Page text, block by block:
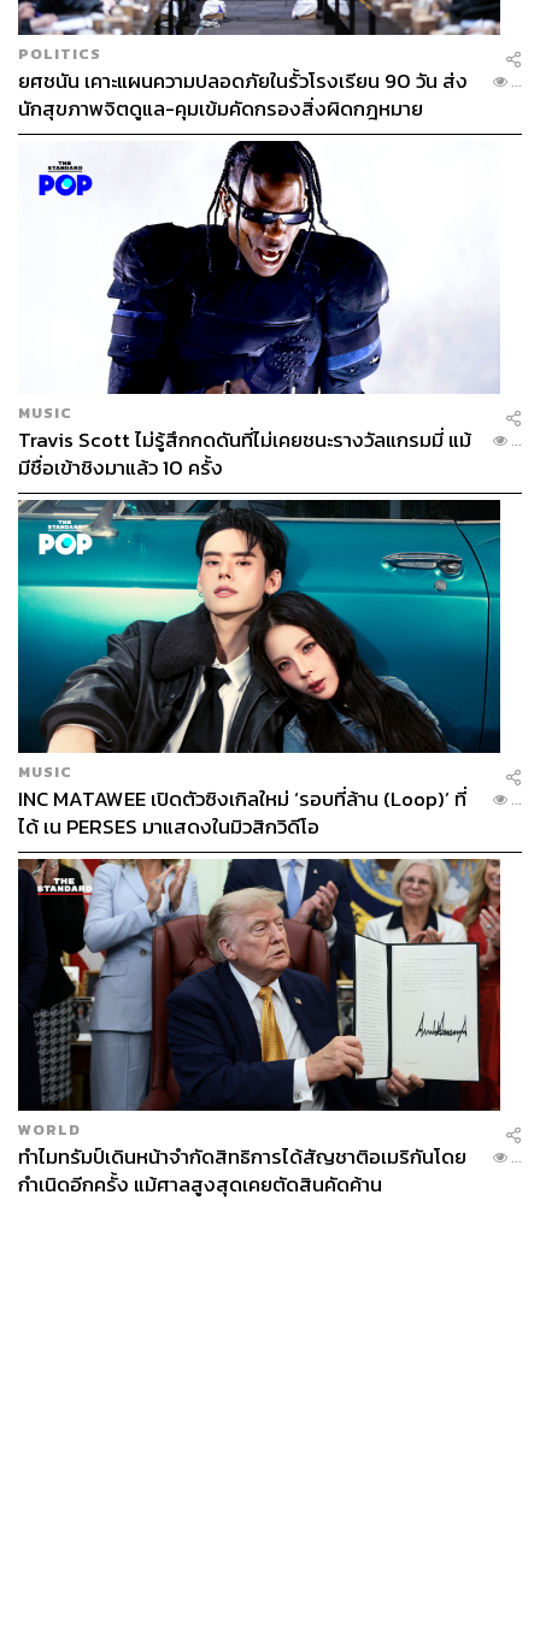
แคมเปญ “The Celebration: Right to Love 2026” เป็นการ
ตอกย้ำบทบาทของสยามเซ็นเตอร์และสยามดิสคัฟเวอรี่ใน
การเป็นพื้นที่สาธารณะเพื่อคอมมูนิตี้ LGBTQIA+ ที่เชื่อมโยง
ความหลากหลายเข้ากับชีวิตประจำวัน โดยผู้สนใจสามารถ
เข้าร่วมกิจกรรม นิทรรศการ และการแสดงพิเศษต่าง ๆ ได้
ตลอดเดือนมิถุนายนนี้
TAGS: Pride Month 2026 ศิลปะ
ประเทศไทย
Siam Discovery
วัฒนธรรม
LGBTQIA+
Siam Center
Pride Month แฟชั่น สยาม
158
ABOUT THE AUTHOR
THE STANDARD POP TEAM
ALL THINGS THAT SHAPE AND SHIFT
CULTURE. Instagram / Facebook / Twitter :
thestandardpop
POLITICS
ยศชนัน เคาะแผนความปลอดภัยในรั้วโรงเรียน 90 วัน ส่ง
นักสุขภาพจิตดูแล-คุมเข้มคัดกรองสิ่งผิดกฎหมาย
...
MUSIC
Travis Scott ไม่รู้สึกกดดันที่ไม่เคยชนะรางวัลแกรมมี่ แม้
มีชื่อเข้าชิงมาแล้ว 10 ครั้ง
...
MUSIC
INC MATAWEE เปิดตัวซิงเกิลใหม่ ‘รอบที่ล้าน (Loop)’ ที่
ได้ เน PERSES มาแสดงในมิวสิกวิดีโอ
...
WORLD
ทำไมทรัมป์เดินหน้าจำกัดสิทธิการได้สัญชาติอเมริกันโดย
กำเนิดอีกครั้ง แม้ศาลสูงสุดเคยตัดสินคัดค้าน
...